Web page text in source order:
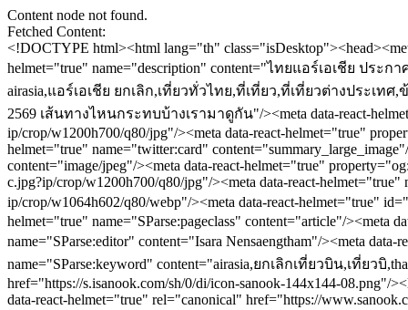
Content node not found.
Fetched Content:
<!DOCTYPE html><html lang="th" class="isDesktop"><head><meta name="theme-color" content="#ED1C24"/><meta name="robots" content="max-image-preview:large, max-video-preview:-1"/><meta property="fb:app_id" content="1675028022749749"/><meta data-react-helmet="true" name="description" content="ไทยแอร์เอเชีย ประกาศออกมาว่าจะม่ีการลดเที่ยวบินลง 30% ช่วงเดือน พฤษภาคม - มิถุนายน 2569 เส้นทางไหนกระทบบ้างเรามาดูกัน"/><meta data-react-helmet="true" name="keywords" content="airasia,ยกเลิกเที่ยวบิน,เที่ยวบิ,thai airasia,แอร์เอเชีย ยกเลิก,เที่ยวทั่วไทย,ที่เที่ยว,ที่เที่ยวต่างประเทศ,ข้อมูลประเทศทั่วโลก,ข้อมูลท่องเที่ยว77จังหวัด"/><meta data-react-helmet="true" property="og:description" content="ไทยแอร์เอเชีย ประกาศออกมาว่าจะม่ีการลดเที่ยวบินลง 30% ช่วงเดือน พฤษภาคม - มิถุนายน 2569 เส้นทางไหนกระทบบ้างเรามาดูกัน"/><meta data-react-helmet="true" property="og:url" content="https://www.sanook.com/travel/1453898/"/><meta data-react-helmet="true" property="og:image" content="https://s.isanook.com/tr/0/ud/290/1453898/a-c.jpg?ip/crop/w1200h700/q80/jpg"/><meta data-react-helmet="true" property="og:type" content="article"/><meta data-react-helmet="true" property="og:site_name" content="www.sanook.com/travel"/><meta data-react-helmet="true" name="twitter:site" content="@Sanook"/><meta data-react-helmet="true" name="twitter:card" content="summary_large_image"/><meta data-react-helmet="true" property="og:image:secure_url" content="https://s.isanook.com/tr/0/ud/290/1453898/a-c.jpg?ip/crop/w1200h700/q80/jpg"/><meta data-react-helmet="true" property="og:image:type" content="image/jpeg"/><meta data-react-helmet="true" property="og:image:width" content="1200"/><meta data-react-helmet="true" property="og:image:height" content="700"/><meta data-react-helmet="true" name="twitter:image" content="https://s.isanook.com/tr/0/ud/290/1453898/a-c.jpg?ip/crop/w1200h700/q80/jpg"/><meta data-react-helmet="true" name="twitter:domain" content="https://www.sanook.com/travel/1453898/"/><meta data-react-helmet="true" id="tbl_image" name="image" content="https://s.isanook.com/tr/0/ud/290/1453898/a-c.jpg?ip/crop/w1064h602/q80/webp"/><meta data-react-